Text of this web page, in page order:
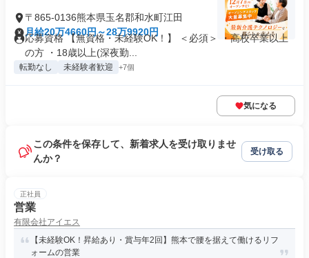
〒865-0136熊本県玉名郡和水町江田
月給20万4660円～28万9920円
応募資格 【無資格・未経験OK！】 ＜必須＞ ・高校卒業以上
の方 ・18歳以上(深夜勤...
転勤なし 未経験者歓迎 +7個
気になる
この条件を保存して、新着求人を受け取りませ
んか？
受け取る
正社員
営業
有限会社アイエス
【未経験OK！昇給あり・賞与年2回】熊本で腰を据えて働けるリフ
ォームの営業